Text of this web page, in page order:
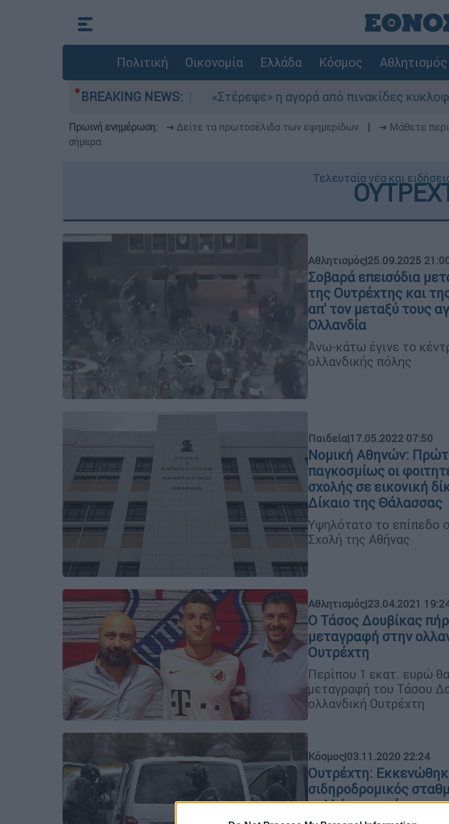
Πολιτική Οικονομία Ελλάδα Κόσμος Αθλητισμός
BREAKING NEWS:
στο Αιγαίο «Στέρεψε» η αγορά από πινακίδες κυκλοφορίας:
Πρωινή ενημέρωση: ➔ Δείτε τα πρωτοσέλιδα των εφημερίδων ➔ Μάθετε
σήμερα
Τελευταία νέα και
Αθλητισμός|25.09.2025
Σοβαρά επεισόδια
της Ουτρέχτης και
απ' τον μεταξύ τους
Ολλανδία
Άνω-κάτω έγινε το
ολλανδικής πόλης
Παιδεία|17.05.2022 07:50
Νομική Αθηνών:
παγκοσμίως οι
σχολής σε εικονική
Δίκαιο της Θάλασσας
Υψηλότατο το επίπεδο
Σχολή της Αθήνας
Αθλητισμός|23.04.2021
Ο Τάσος Δουβίκας
μεταγραφή στην
Ουτρέχτη
Περίπου 1 εκατ. ευρώ
μεταγραφή του Τάσου
ολλανδική Ουτρέχτη
Κόσμος|03.11.2020 22:24
Ουτρέχτη:
σιδηροδρομικός
συλλήψεις υπόπτων